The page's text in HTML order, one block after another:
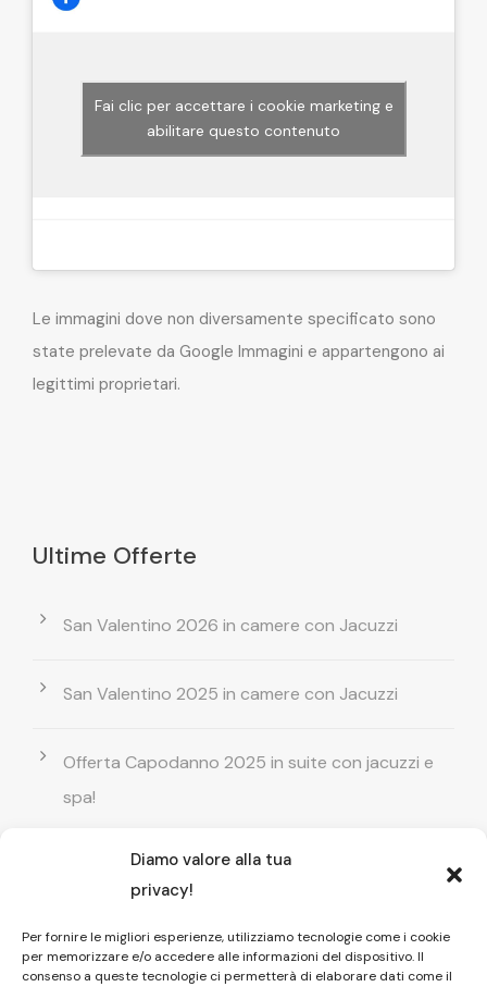
Diamo valore alla tua
privacy!
Per fornire le migliori esperienze, utilizziamo tecnologie come i cookie
per memorizzare e/o accedere alle informazioni del dispositivo. Il
consenso a queste tecnologie ci permetterà di elaborare dati come il
Fai clic per accettare i cookie marketing e
abilitare questo contenuto
Le immagini dove non diversamente specificato sono
state prelevate da Google Immagini e appartengono ai
legittimi proprietari.
Ultime Offerte
San Valentino 2026 in camere con Jacuzzi
San Valentino 2025 in camere con Jacuzzi
Offerta Capodanno 2025 in suite con jacuzzi e
spa!
Offerta Natale in camera con vasca
idromassaggio ! Prenota il tuo relax esclusivo
Entrata GRATUITA in Piscina esterna! Il tuo relax